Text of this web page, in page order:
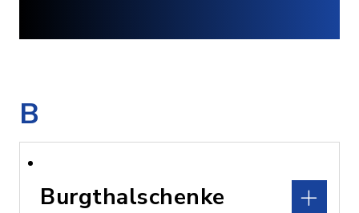
B
Burgthalschenke